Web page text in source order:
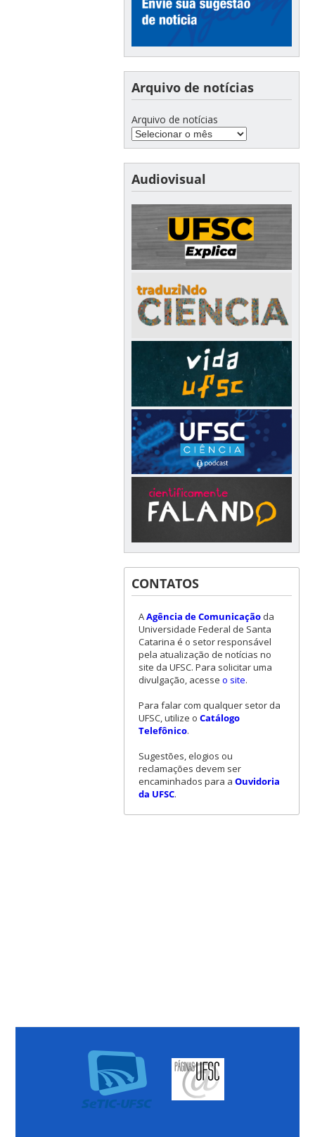
Arquivo de notícias
Arquivo de notícias
Audiovisual
CONTATOS
AAgência de Comunicaçãoda
Universidade Federal de Santa
Catarina é o setor responsável
pela atualização de notícias no
site da UFSC. Para solicitar uma
divulgação, acesse o site.
Para falar com qualquer setor da
UFSC, utilize o Catálogo
Telefônico.
Sugestões, elogios ou
reclamações devem ser
encaminhados para a Ouvidoria
da UFSC.